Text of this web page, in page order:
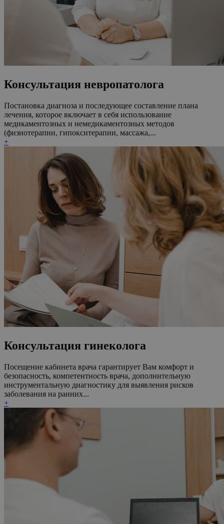
Консультация невропатолога
Постановка диагноза и последующее составление плана
лечения, которое включает в себя использование
медикаментозных и немедикаментозных методов
(физиотерапии, гипокситерапии, массажа,...
+
Консультация гинеколога
Посещение кабинета врача гарантирует Вам комфорт и
безопасность, компетентность врача, дополнительную
инструментальную диагностику для выявления рисков
заболевания на ранних...
+